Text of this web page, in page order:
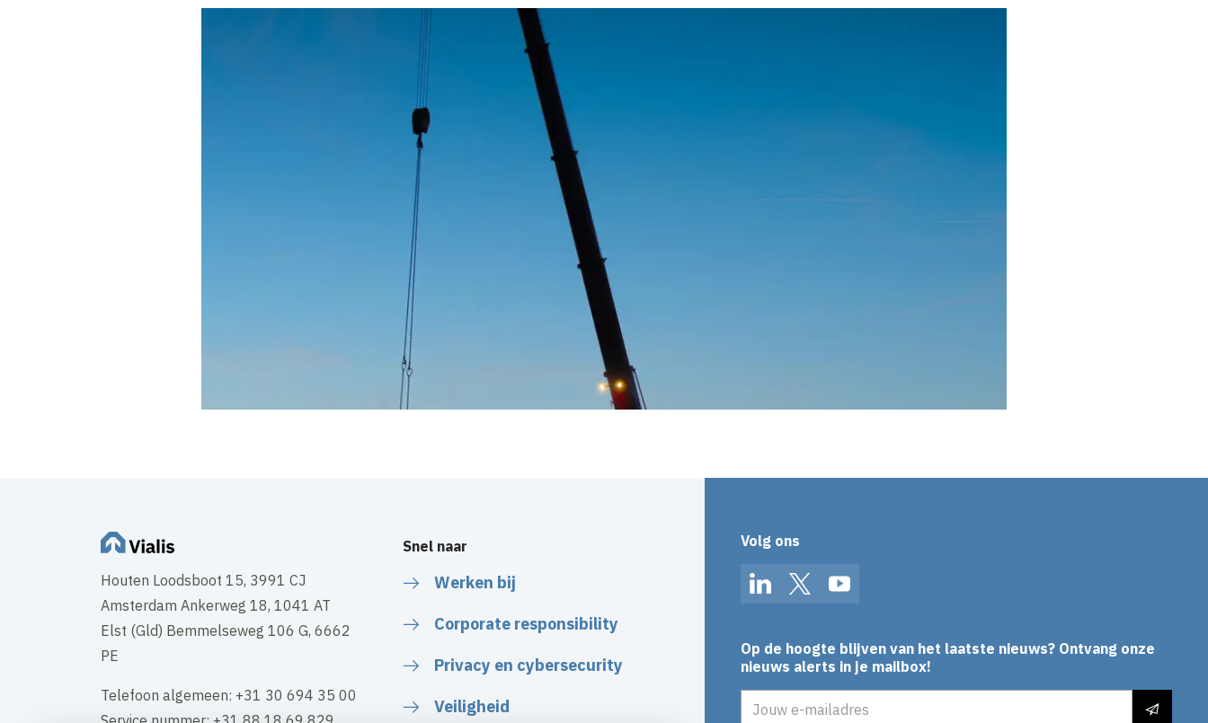
Houten Loodsboot 15, 3991 CJ
Amsterdam Ankerweg 18, 1041 AT
Elst (Gld) Bemmelseweg 106 G, 6662
PE
Telefoon algemeen: +31 30 694 35 00
Snel naar
Werken bij
Corporate responsibility
Privacy en cybersecurity
Veiligheid
Volg ons
LinkedInTwitterYouTube
Op de hoogte blijven van het laatste nieuws? Ontvang onze
nieuws alerts in je mailbox!